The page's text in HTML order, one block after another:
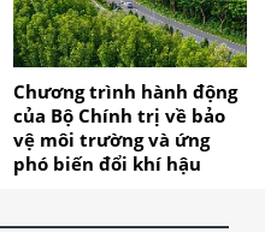
Chương trình hành động
của Bộ Chính trị về bảo
vệ môi trường và ứng
phó biến đổi khí hậu